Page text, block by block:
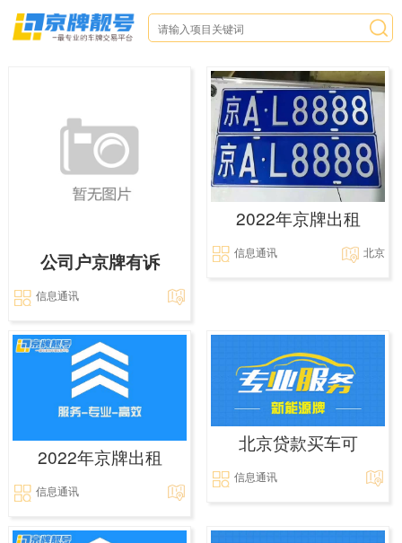
公司户京牌有诉
信息通讯
2022年京牌出租
信息通讯 北京
2022年京牌出租
信息通讯
北京贷款买车可
信息通讯